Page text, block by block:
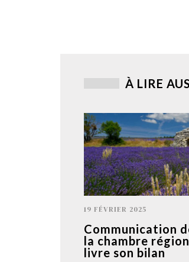
À LIRE
19 FÉVRIER 2025
Communication
la chambre
livre son bilan